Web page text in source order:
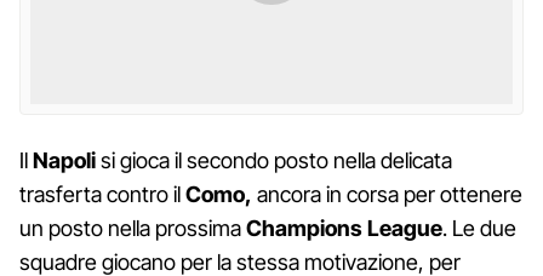
IlNapolisi gioca il secondo posto nella delicata
trasferta contro ilComo, ancora in corsa per ottenere
un posto nella prossimaChampions League. Le due
squadre giocano per la stessa motivazione, per